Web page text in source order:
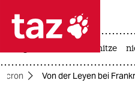
 taz
taz zahl ich
hitze
Von der Leyen bei